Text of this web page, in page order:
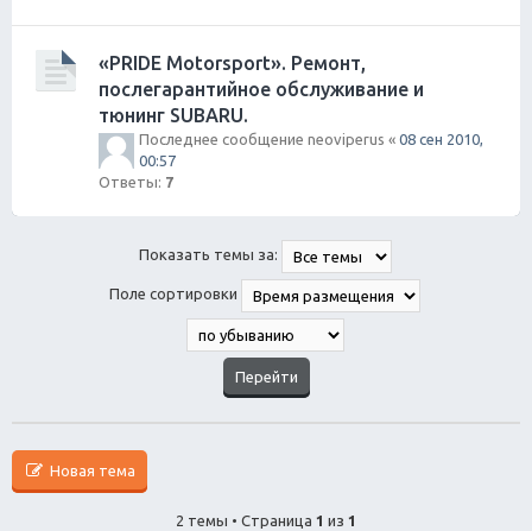
«PRIDE Motorsport». Ремонт,
послегарантийное обслуживание и
тюнинг SUBARU.
Последнее сообщение neoviperus « 08 сен 2010,
00:57
Ответы: 7
Показать темы за:
Поле сортировки
Новая тема
2 темы • Страница 1 из 1